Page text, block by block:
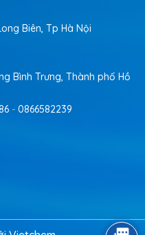
Biên, Tp Hà Nội
Bình Trưng, Thành phố Hồ
- 0866582239